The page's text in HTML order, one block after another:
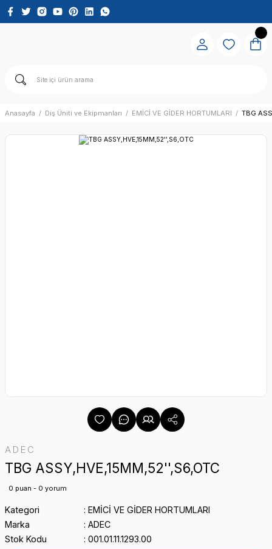
Anasayfa Diş Üniti ve Ekipmanları EMİCİ VE GİDER HORTUMLARI TBG
ADEC
TBG ASSY,HVE,15MM,52'',S6,OTC
0 puan - 0 yorum
Kategori
EMİCİ VE GİDER HORTUMLARI
Marka
ADEC
Stok Kodu
001.01.11.1293.00